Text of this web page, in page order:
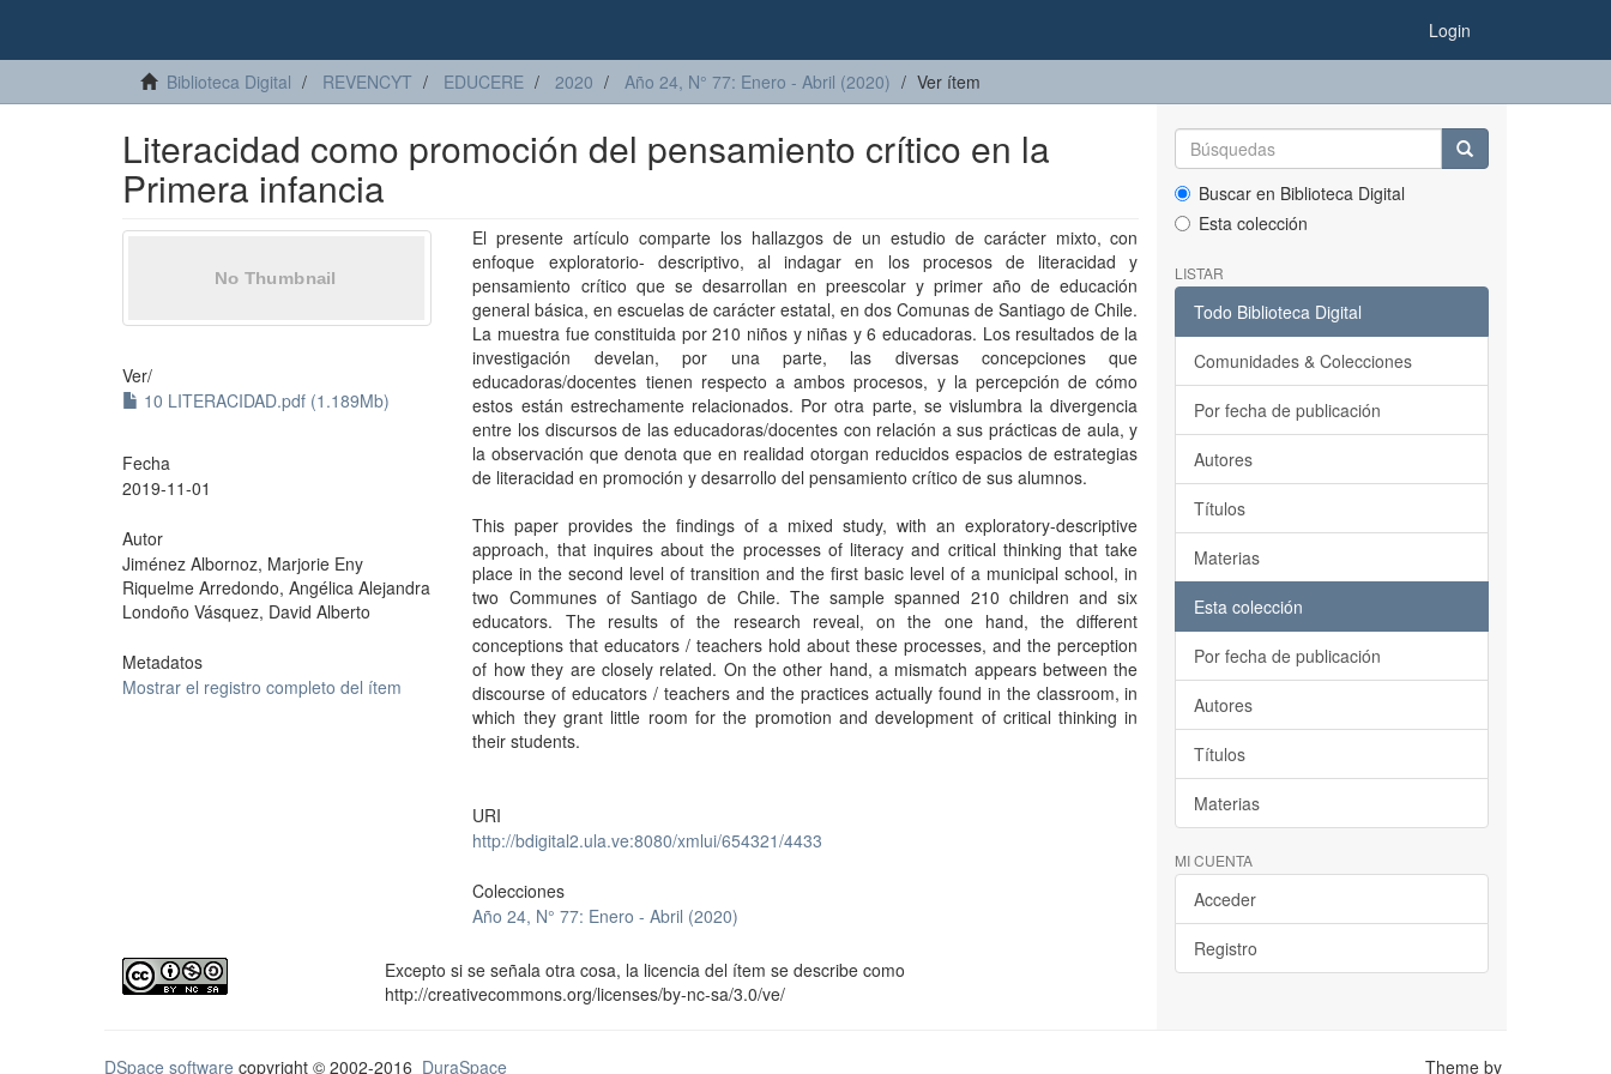
Login
Biblioteca Digital REVENCYT EDUCERE 2020 Año 24, N° 77: Enero - Abril (2020) Ver ítem
Literacidad como promoción del pensamiento crítico en la
Primera infancia
Ver/
10 LITERACIDAD.pdf (1.189Mb)
Fecha
2019-11-01
Autor
Jiménez Albornoz, Marjorie Eny
Riquelme Arredondo, Angélica Alejandra
Londoño Vásquez, David Alberto
Metadatos
Mostrar el registro completo del ítem
El presente artículo comparte los hallazgos de un estudio de carácter mixto, con
enfoque exploratorio- descriptivo, al indagar en los procesos de literacidad y
pensamiento crítico que se desarrollan en preescolar y primer año de educación
general básica, en escuelas de carácter estatal, en dos Comunas de Santiago de Chile.
La muestra fue constituida por 210 niños y niñas y 6 educadoras. Los resultados de la
investigación develan, por una parte, las diversas concepciones que
educadoras/docentes tienen respecto a ambos procesos, y la percepción de cómo
estos están estrechamente relacionados. Por otra parte, se vislumbra la divergencia
entre los discursos de las educadoras/docentes con relación a sus prácticas de aula, y
la observación que denota que en realidad otorgan reducidos espacios de estrategias
de literacidad en promoción y desarrollo del pensamiento crítico de sus alumnos.
This paper provides the findings of a mixed study, with an exploratory-descriptive
approach, that inquires about the processes of literacy and critical thinking that take
place in the second level of transition and the first basic level of a municipal school, in
two Communes of Santiago de Chile. The sample spanned 210 children and six
educators. The results of the research reveal, on the one hand, the different
conceptions that educators / teachers hold about these processes, and the perception
of how they are closely related. On the other hand, a mismatch appears between the
discourse of educators / teachers and the practices actually found in the classroom, in
which they grant little room for the promotion and development of critical thinking in
their students.
URI
http://bdigital2.ula.ve:8080/xmlui/654321/4433
Colecciones
Año 24, N° 77: Enero - Abril (2020)
Excepto si se señala otra cosa, la licencia del ítem se describe como
http://creativecommons.org/licenses/by-nc-sa/3.0/ve/
Buscar en Biblioteca Digital
Esta colección
LISTAR
Todo Biblioteca Digital
Comunidades & Colecciones
Por fecha de publicación
Autores
Títulos
Materias
Esta colección
Por fecha de publicación
Autores
Títulos
Materias
MI CUENTA
Acceder
Registro
DSpace software copyright © 2002-2016 DuraSpace Theme by